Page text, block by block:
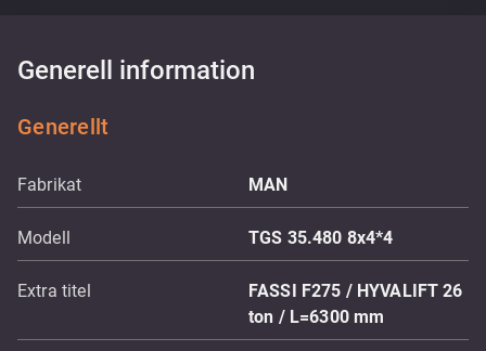
Generell information
Generellt
Fabrikat MAN
Modell TGS 35.480 8x4*4
Extra titel
FASSI F275 / HYVALIFT 26
ton / L=6300 mm